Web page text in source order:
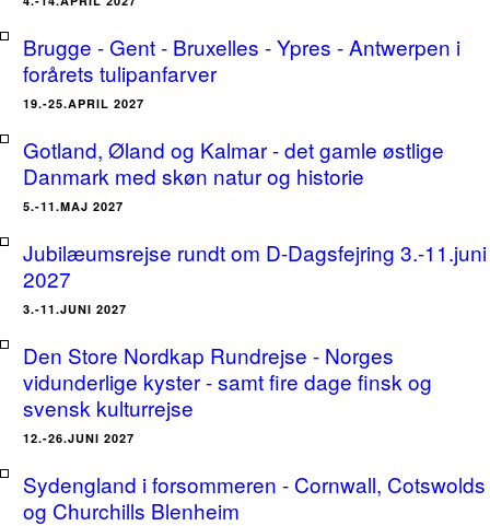
Brugge - Gent - Bruxelles - Ypres - Antwerpen i
forårets tulipanfarver
19.-25.APRIL 2027
Gotland, Øland og Kalmar - det gamle østlige
Danmark med skøn natur og historie
5.-11.MAJ 2027
Jubilæumsrejse rundt om D-Dagsfejring 3.-11.juni
2027
3.-11.JUNI 2027
Den Store Nordkap Rundrejse - Norges
vidunderlige kyster - samt fire dage finsk og
svensk kulturrejse
12.-26.JUNI 2027
Sydengland i forsommeren - Cornwall, Cotswolds
og Churchills Blenheim